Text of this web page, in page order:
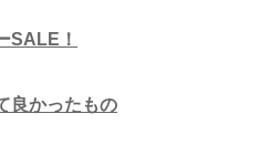
SALE！
良かったもの